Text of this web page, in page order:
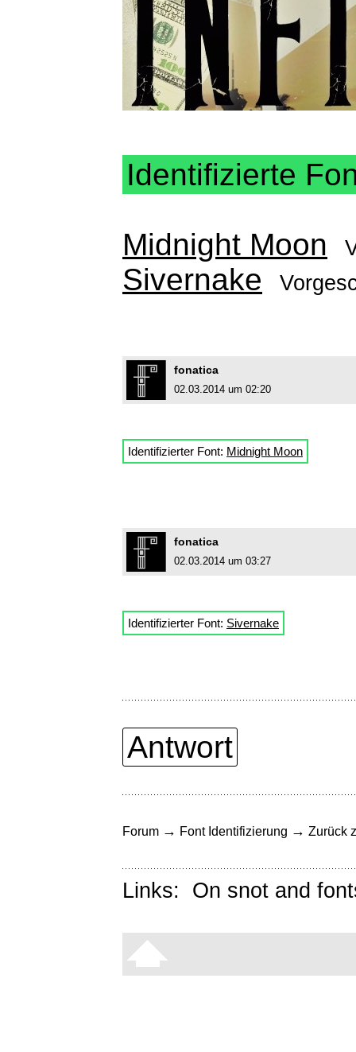
Identifizierte
Midnight Moon
Sivernake
fonatica
02.03.2014 um 02:20
Identifizierter Font: Midnight Moon
fonatica
02.03.2014 um 03:27
Identifizierter Font: Sivernake
Antwort
Forum → Font Identifizierung → Zurück
Links: On snot and